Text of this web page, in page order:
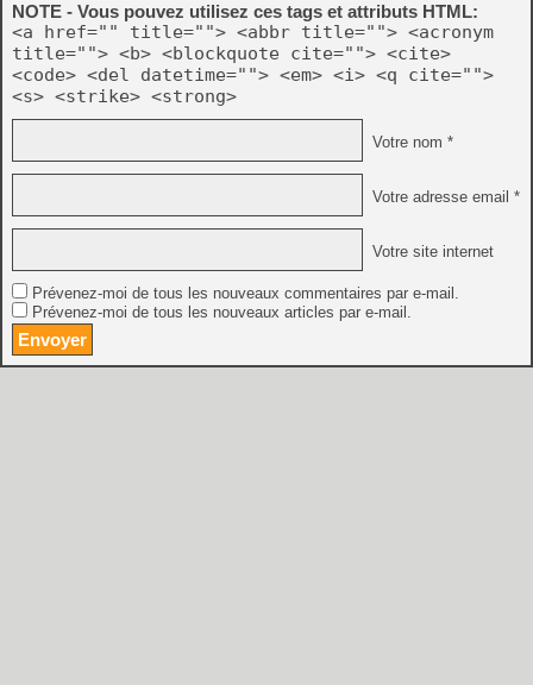
NOTE - Vous pouvez utilisez ces tags et attributs HTML:
<a href="" title=""> <abbr title=""> <acronym
title=""> <b> <blockquote cite=""> <cite>
<code> <del datetime=""> <em> <i> <q cite="">
<s> <strike> <strong>
Votre nom *
Votre adresse email *
Votre site internet
Prévenez-moi de tous les nouveaux commentaires par e-mail.
Prévenez-moi de tous les nouveaux articles par e-mail.